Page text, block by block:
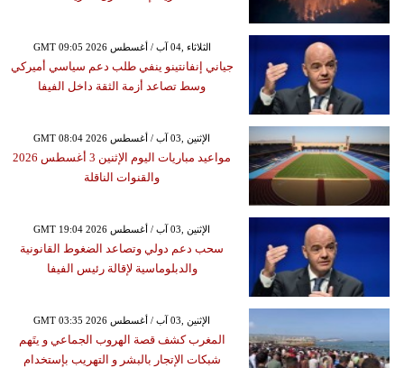
GMT 09:05 2026 الثلاثاء ,04 آب / أغسطس
جياني إنفانتينو ينفي طلب دعم سياسي أميركي
وسط تصاعد أزمة الثقة داخل الفيفا
GMT 08:04 2026 الإثنين ,03 آب / أغسطس
مواعيد مباريات اليوم الإثنين 3 أغسطس 2026
والقنوات الناقلة
GMT 19:04 2026 الإثنين ,03 آب / أغسطس
سحب دعم دولي وتصاعد الضغوط القانونية
والدبلوماسية لإقالة رئيس الفيفا
GMT 03:35 2026 الإثنين ,03 آب / أغسطس
المغرب كشف قصة الهروب الجماعي و يتَهم
شبكات الإتجار بالبشر و التهريب بإستخدام